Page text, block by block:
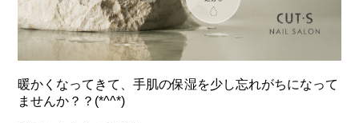
暖かくなってきて、手肌の保湿を少し忘れがちになって
ませんか？？(*^^*)